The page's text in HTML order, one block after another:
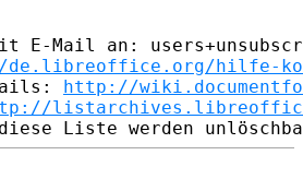
E-Mail an:
hilfe-
http://